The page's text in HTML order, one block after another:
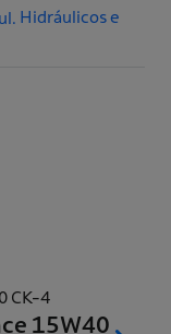
Hidráulicos e
15W40